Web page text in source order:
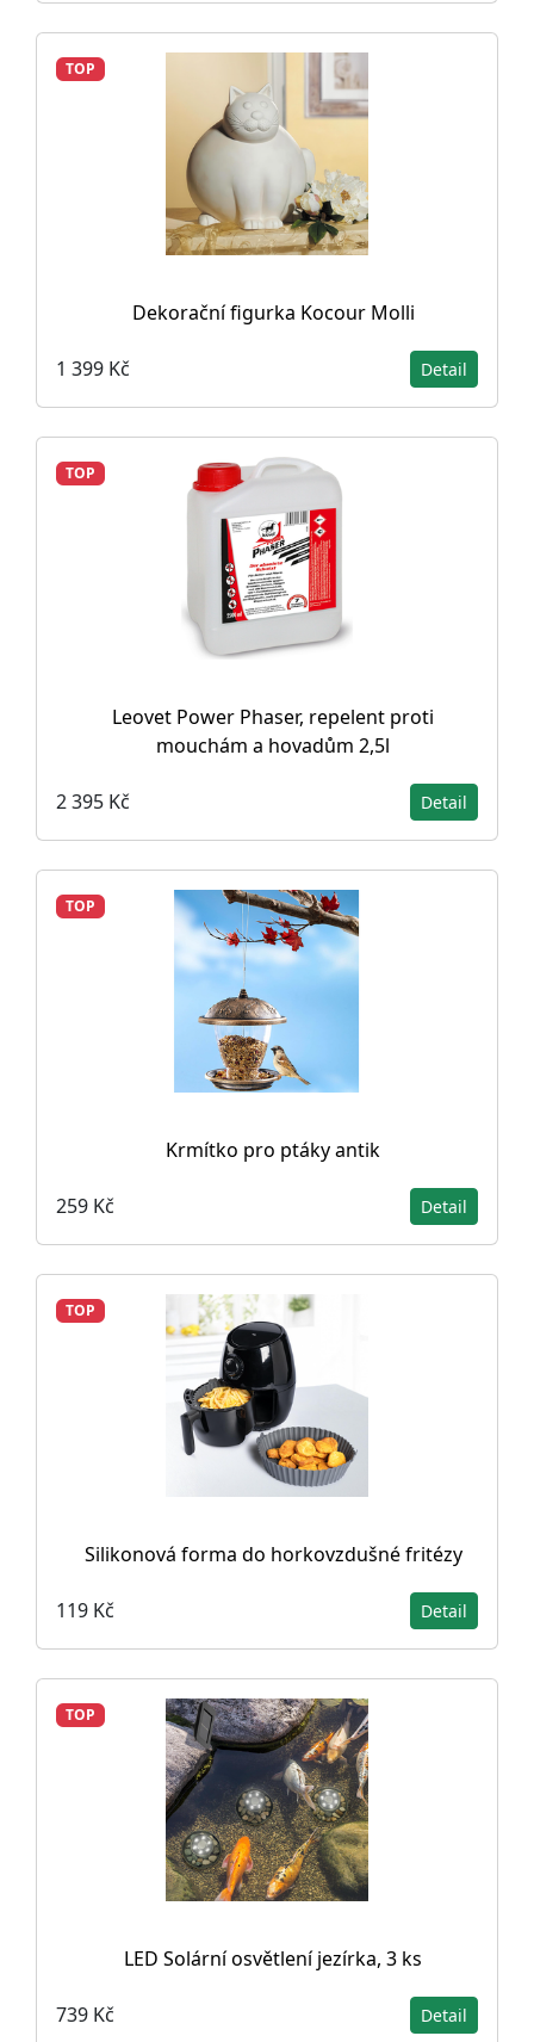
TOP
Dekorační figurka Kocour Molli
1 399 Kč Detail
TOP
Leovet Power Phaser, repelent proti
mouchám a hovadům 2,5l
2 395 Kč Detail
TOP
Krmítko pro ptáky antik
259 Kč Detail
TOP
Silikonová forma do horkovzdušné fritézy
119 Kč Detail
TOP
LED Solární osvětlení jezírka, 3 ks
739 Kč Detail